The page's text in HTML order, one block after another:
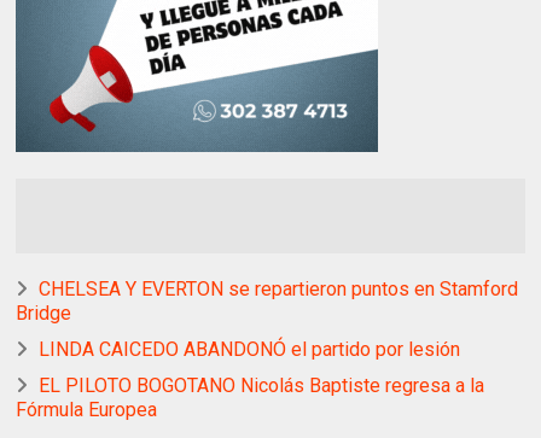
CHELSEA Y EVERTON se repartieron puntos en Stamford
Bridge
LINDA CAICEDO ABANDONÓ el partido por lesión
EL PILOTO BOGOTANO Nicolás Baptiste regresa a la
Fórmula Europea